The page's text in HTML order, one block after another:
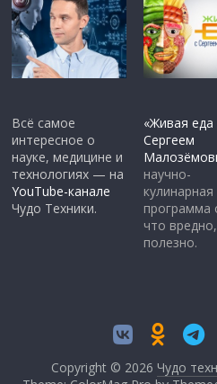
Всё самое
интересное о
науке, медицине и
технологиях — на
YouTube-канале
Чудо Техники.
«Живая еда
Сергеем
научно-
кулинарная
программа
что
полезно.
Copyright © 2026 Чудо